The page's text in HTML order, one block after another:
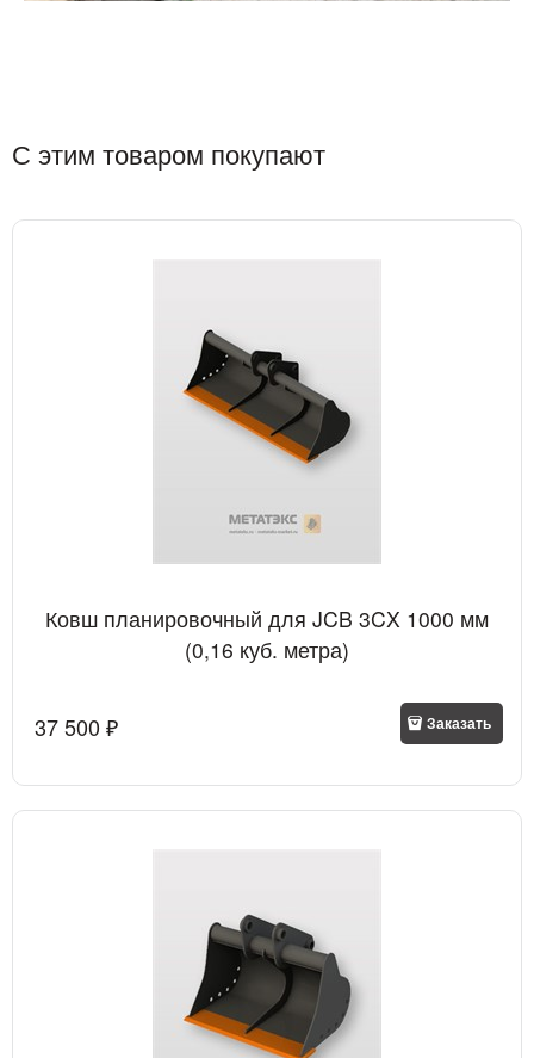
С этим товаром покупают
Ковш планировочный для JCB 3CX 1000 мм
(0,16 куб. метра)
37 500 ₽ Заказать